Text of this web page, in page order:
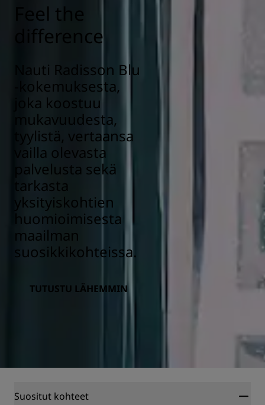
Feel the
difference
Nauti Radisson Blu
-kokemuksesta,
joka koostuu
mukavuudesta,
tyylistä, vertaansa
vailla olevasta
palvelusta sekä
tarkasta
yksityiskohtien
huomioimisesta
maailman
suosikkikohteissa.
TUTUSTU LÄHEMMIN
Suositut kohteet